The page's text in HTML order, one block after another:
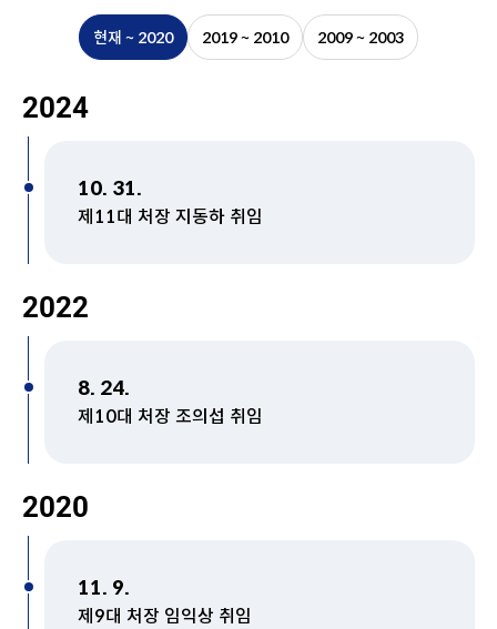
현재 ~ 2020 2019 ~ 2010 2009 ~ 2003
2024
10. 31.
제11대 처장 지동하 취임
2022
8. 24.
제10대 처장 조의섭 취임
2020
11. 9.
제9대 처장 임익상 취임